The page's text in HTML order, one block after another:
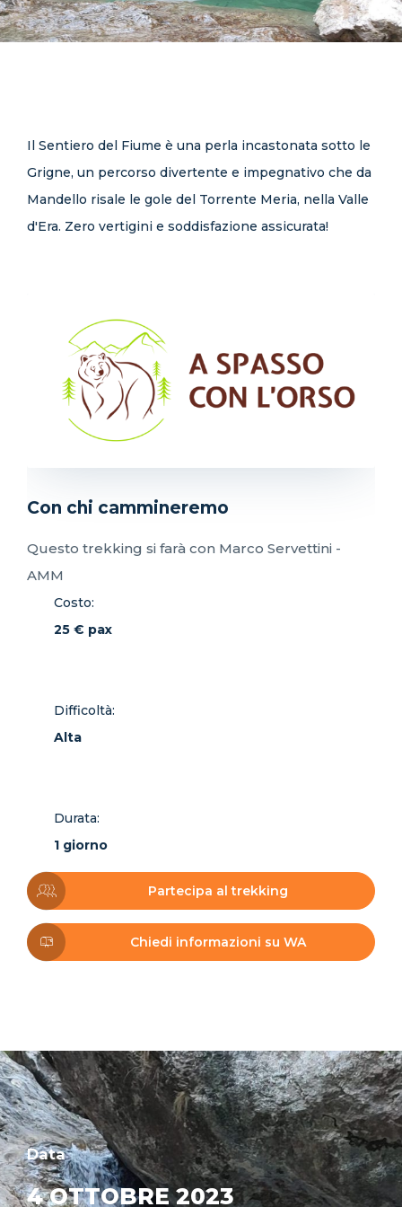
CONTATTI
Il Sentiero del Fiume è una perla incastonata sotto le
Grigne, un percorso divertente e impegnativo che da
Mandello risale le gole del Torrente Meria, nella Valle
d'Era. Zero vertigini e soddisfazione assicurata!
Con chi cammineremo
Questo trekking si farà con Marco Servettini -
AMM
Costo:
25 € pax
Difficoltà:
Alta
Durata:
1 giorno
Partecipa al trekking
Chiedi informazioni su WA
Data
4 OTTOBRE 2023